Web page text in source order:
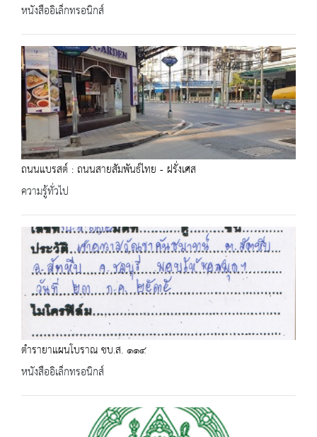
หนังสืออิเล็กทรอนิกส์
ถนนแบรสต์ : ถนนสายสัมพันธ์ไทย - ฝรั่งเศส
ความรู้ทั่วไป
ตำรายาแผนโบราณ ชบ.ส. ๑๑๔
หนังสืออิเล็กทรอนิกส์